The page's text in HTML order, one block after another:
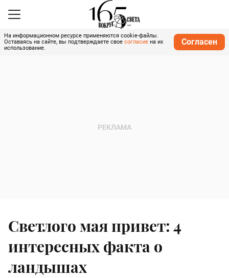
На информационном ресурсе применяются cookie-файлы.
Оставаясь на сайте, вы подтверждаете свое согласие на их
использование.
Согласен
Светлого мая привет: 4
интересных факта о
ландышах